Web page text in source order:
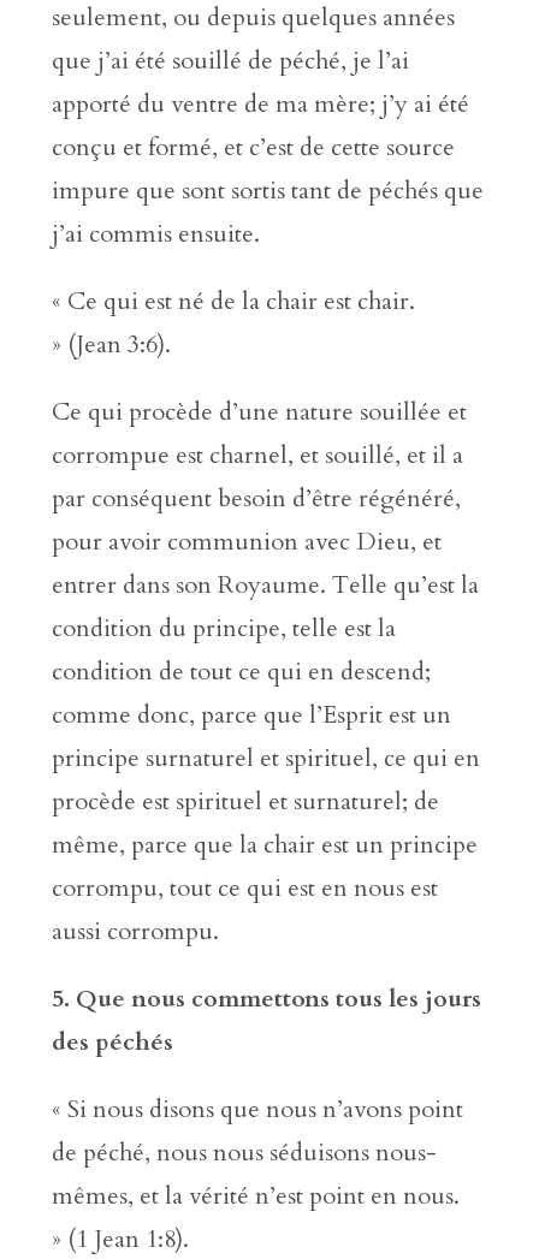
seulement, ou depuis quelques années
que j’ai été souillé de péché, je l’ai
apporté du ventre de ma mère; j’y ai été
conçu et formé, et c’est de cette source
impure que sont sortis tant de péchés que
j’ai commis ensuite.
« Ce qui est né de la chair est chair.
» (Jean 3:6).
Ce qui procède d’une nature souillée et
corrompue est charnel, et souillé, et il a
par conséquent besoin d’être régénéré,
pour avoir communion avec Dieu, et
entrer dans son Royaume. Telle qu’est la
condition du principe, telle est la
condition de tout ce qui en descend;
comme donc, parce que l’Esprit est un
principe surnaturel et spirituel, ce qui en
procède est spirituel et surnaturel; de
même, parce que la chair est un principe
corrompu, tout ce qui est en nous est
aussi corrompu.
5. Que nous commettons tous les jours
des péchés
« Si nous disons que nous n’avons point
de péché, nous nous séduisons nous-
mêmes, et la vérité n’est point en nous.
» (1 Jean 1:8).